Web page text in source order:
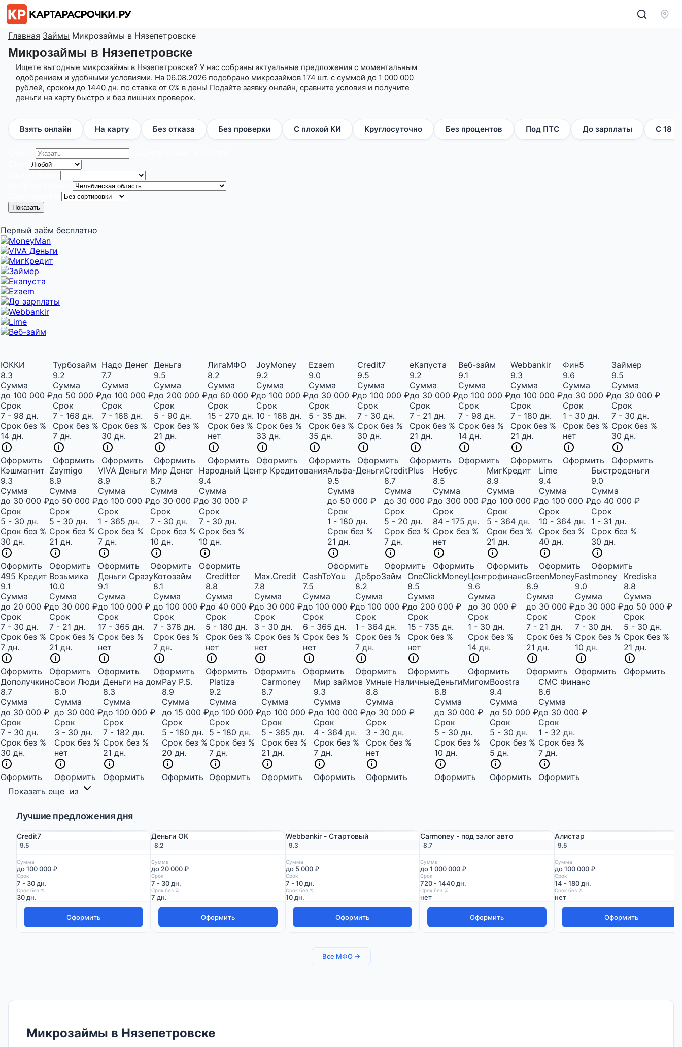
Главная Займы Микрозаймы в Нязепетровске
Микрозаймы в Нязепетровске
Ищете выгодные микрозаймы в Нязепетровске? У нас собраны актуальные предложения с моментальным
одобрением и удобными условиями. На 06.08.2026 подобрано микрозаймов 174 шт. с суммой до 1 000 000
рублей, сроком до 1440 дн. по ставке от 0% в день! Подайте заявку онлайн, сравните условия и получите
деньги на карту быстро и без лишних проверок.
Взять онлайн На карту Без отказа Без проверки С плохой КИ Круглосуточно Без процентов Под ПТС До зарплаты С 18
Показать
Первый заём бесплатно
ЮККИ
8.3
Сумма
до 100 000 ₽
Срок
7 - 98 дн.
Срок без %
14 дн.
Оформить
Турбозайм
9.2
Сумма
до 50 000 ₽
Срок
7 - 168 дн.
Срок без %
7 дн.
Оформить
Надо Денег
7.7
Сумма
до 100 000 ₽
Срок
7 - 168 дн.
Срок без %
30 дн.
Оформить
Деньга
9.5
Сумма
до 200 000 ₽
Срок
5 - 90 дн.
Срок без %
21 дн.
Оформить
ЛигаМФО
8.2
Сумма
до 60 000 ₽
Срок
15 - 270 дн.
Срок без %
нет
Оформить
JoyMoney
9.2
Сумма
до 100 000 ₽
Срок
10 - 168 дн.
Срок без %
33 дн.
Оформить
Ezaem
9.0
Сумма
до 30 000 ₽
Срок
5 - 35 дн.
Срок без %
35 дн.
Оформить
Credit7
9.5
Сумма
до 100 000 ₽
Срок
7 - 30 дн.
Срок без %
30 дн.
Оформить
еКапуста
9.2
Сумма
до 30 000 ₽
Срок
7 - 21 дн.
Срок без %
21 дн.
Оформить
Веб-займ
9.1
Сумма
до 100 000 ₽
Срок
7 - 98 дн.
Срок без %
14 дн.
Оформить
Webbankir
9.3
Сумма
до 100 000 ₽
Срок
7 - 180 дн.
Срок без %
21 дн.
Оформить
Фин5
9.6
Сумма
до 30 000 ₽
Срок
1 - 30 дн.
Срок без %
нет
Оформить
Займер
9.5
Сумма
до 30 000 ₽
Срок
7 - 30 дн.
Срок без %
30 дн.
Оформить
Кэшмагнит
9.3
Сумма
до 30 000 ₽
Срок
5 - 30 дн.
Срок без %
30 дн.
Оформить
Zaymigo
8.9
Сумма
до 50 000 ₽
Срок
5 - 30 дн.
Срок без %
21 дн.
Оформить
VIVA Деньги
8.9
Сумма
до 100 000 ₽
Срок
1 - 365 дн.
Срок без %
7 дн.
Оформить
Мир Денег
8.7
Сумма
до 30 000 ₽
Срок
7 - 30 дн.
Срок без %
10 дн.
Оформить
Народный Центр Кредитования
9.4
Сумма
до 30 000 ₽
Срок
7 - 30 дн.
Срок без %
10 дн.
Оформить
Альфа-Деньги
9.5
Сумма
до 50 000 ₽
Срок
1 - 180 дн.
Срок без %
21 дн.
Оформить
CreditPlus
8.7
Сумма
до 30 000 ₽
Срок
5 - 20 дн.
Срок без %
7 дн.
Оформить
Небус
8.5
Сумма
до 300 000 ₽
Срок
84 - 175 дн.
Срок без %
нет
Оформить
МигКредит
8.9
Сумма
до 100 000 ₽
Срок
5 - 364 дн.
Срок без %
21 дн.
Оформить
Lime
9.4
Сумма
до 100 000 ₽
Срок
10 - 364 дн.
Срок без %
40 дн.
Оформить
Быстроденьги
9.0
Сумма
до 40 000 ₽
Срок
1 - 31 дн.
Срок без %
30 дн.
Оформить
495 Кредит
9.1
Сумма
до 20 000 ₽
Срок
7 - 30 дн.
Срок без %
7 дн.
Оформить
Возьмика
10.0
Сумма
до 30 000 ₽
Срок
7 - 21 дн.
Срок без %
21 дн.
Оформить
Деньги Сразу
9.1
Сумма
до 100 000 ₽
Срок
17 - 365 дн.
Срок без %
нет
Оформить
Котозайм
8.1
Сумма
до 100 000 ₽
Срок
7 - 378 дн.
Срок без %
7 дн.
Оформить
Creditter
8.8
Сумма
до 40 000 ₽
Срок
5 - 180 дн.
Срок без %
нет
Оформить
Max.Credit
7.8
Сумма
до 30 000 ₽
Срок
3 - 30 дн.
Срок без %
нет
Оформить
CashToYou
7.5
Сумма
до 100 000 ₽
Срок
6 - 365 дн.
Срок без %
нет
Оформить
ДоброЗайм
8.2
Сумма
до 100 000 ₽
Срок
1 - 364 дн.
Срок без %
7 дн.
Оформить
OneClickMoney
8.5
Сумма
до 200 000 ₽
Срок
15 - 735 дн.
Срок без %
нет
Оформить
Центрофинанс
9.6
Сумма
до 30 000 ₽
Срок
1 - 30 дн.
Срок без %
14 дн.
Оформить
GreenMoney
8.9
Сумма
до 30 000 ₽
Срок
7 - 21 дн.
Срок без %
21 дн.
Оформить
Fastmoney
9.0
Сумма
до 30 000 ₽
Срок
7 - 30 дн.
Срок без %
10 дн.
Оформить
Krediska
8.8
Сумма
до 50 000 ₽
Срок
5 - 30 дн.
Срок без %
21 дн.
Оформить
Дополучкино
8.7
Сумма
до 30 000 ₽
Срок
7 - 30 дн.
Срок без %
30 дн.
Оформить
Свои Люди
8.0
Сумма
до 30 000 ₽
Срок
3 - 30 дн.
Срок без %
нет
Оформить
Деньги на дом
8.3
Сумма
до 100 000 ₽
Срок
7 - 182 дн.
Срок без %
21 дн.
Оформить
Pay P.S.
8.9
Сумма
до 15 000 ₽
Срок
5 - 180 дн.
Срок без %
20 дн.
Оформить
Platiza
9.2
Сумма
до 100 000 ₽
Срок
5 - 180 дн.
Срок без %
7 дн.
Оформить
Carmoney
8.7
Сумма
до 100 000 ₽
Срок
5 - 365 дн.
Срок без %
21 дн.
Оформить
Мир займов
9.3
Сумма
до 100 000 ₽
Срок
4 - 364 дн.
Срок без %
7 дн.
Оформить
Умные Наличные
8.8
Сумма
до 30 000 ₽
Срок
3 - 30 дн.
Срок без %
нет
Оформить
ДеньгиМигом
8.8
Сумма
до 30 000 ₽
Срок
5 - 30 дн.
Срок без %
10 дн.
Оформить
Boostra
9.4
Сумма
до 50 000 ₽
Срок
5 - 30 дн.
Срок без %
5 дн.
Оформить
СМС Финанс
8.6
Сумма
до 30 000 ₽
Срок
1 - 32 дн.
Срок без %
7 дн.
Оформить
Показать еще из
Лучшие предложения дня
Credit7
9.5
Сумма
до 100 000 ₽
Срок
7 - 30 дн.
Срок без %
30 дн.
Оформить
Деньги ОК
8.2
Сумма
до 20 000 ₽
Срок
7 - 30 дн.
Срок без %
7 дн.
Оформить
Webbankir - Стартовый
9.3
Сумма
до 5 000 ₽
Срок
7 - 10 дн.
Срок без %
10 дн.
Оформить
Carmoney - под залог авто
8.7
Сумма
до 1 000 000 ₽
Срок
720 - 1440 дн.
Срок без %
нет
Оформить
Алистар
9.5
Сумма
до 100 000 ₽
Срок
14 - 180 дн.
Срок без %
нет
Оформить
Все МФО →
Микрозаймы в Нязепетровске